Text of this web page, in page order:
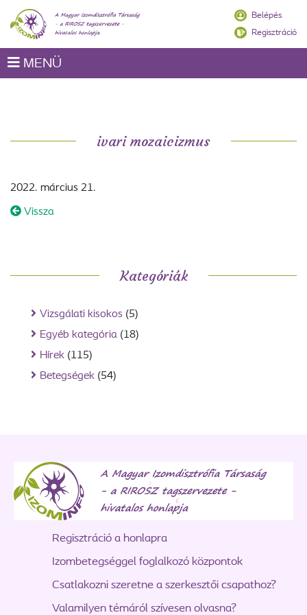
Belépés
Regisztráció
MENÜ
Kategóriák
Vizsgálati kisokos (5)
Egyéb kategória (18)
Hírek (115)
Betegségek (54)
ivari mozaicizmus
2022. március 21.
Vissza
Regisztráció a honlapra
Izombetegséggel foglalkozó központok
Csatlakozni szeretne a szerkesztői csapathoz?
Valamilyen témáról szívesen olvasna?